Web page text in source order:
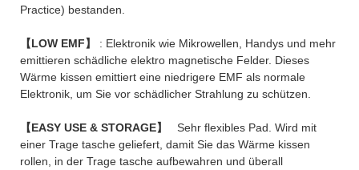
Practice) bestanden.
【LOW EMF】 : Elektronik wie Mikrowellen, Handys und mehr
emittieren schädliche elektro magnetische Felder. Dieses
Wärme kissen emittiert eine niedrigere EMF als normale
Elektronik, um Sie vor schädlicher Strahlung zu schützen.
【EASY USE & STORAGE】
Sehr flexibles Pad. Wird mit
einer Trage tasche geliefert, damit Sie das Wärme kissen
rollen, in der Trage tasche aufbewahren und überall